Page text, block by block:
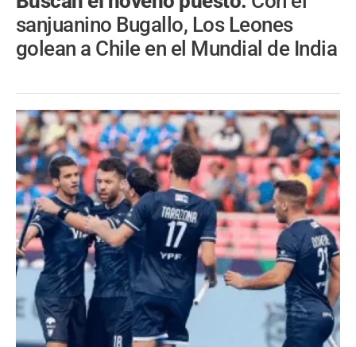
sanjuanino Bugallo, Los Leones
golean a Chile en el Mundial de India